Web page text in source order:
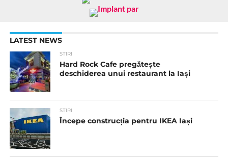
LATEST NEWS
STIRI
Hard Rock Cafe pregătește
deschiderea unui restaurant la Iași
STIRI
Începe construcția pentru IKEA Iași